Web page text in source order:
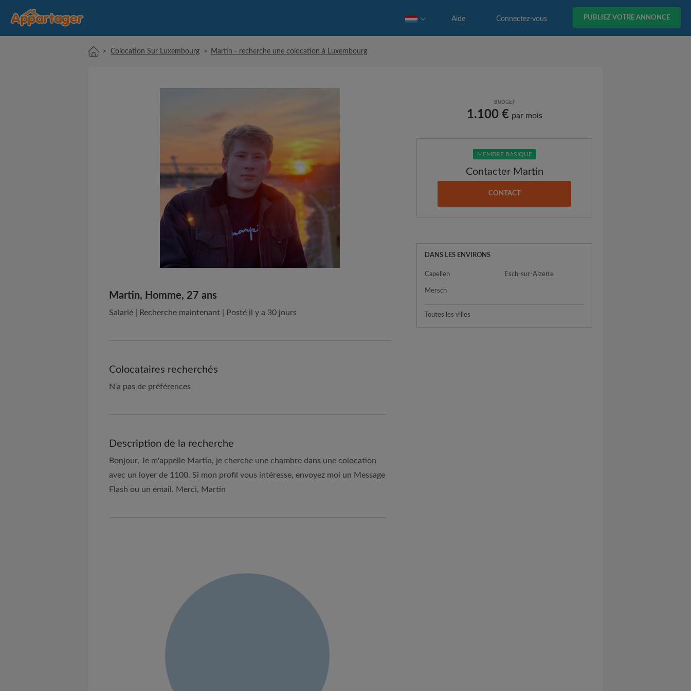
PUBLIEZ VOTRE ANNONCE
Connectez-vous
Aide
> Colocation Sur Luxembourg > Martin - recherche une colocation à Luxembourg
Martin, Homme, 27 ans
Salarié | Recherche maintenant | Posté il y a 30 jours
Colocataires recherchés
N'a pas de préférences
Description de la recherche
Bonjour, Je m'appelle Martin, je cherche une chambre dans une colocation
avec un loyer de 1100. Si mon profil vous intéresse, envoyez moi un Message
Flash ou un email. Merci, Martin
BUDGET
1.100 € par mois
MEMBRE BASIQUE
Contacter Martin
CONTACT
DANS LES ENVIRONS
Capellen Esch-sur-Alzette
Mersch
Toutes les villes